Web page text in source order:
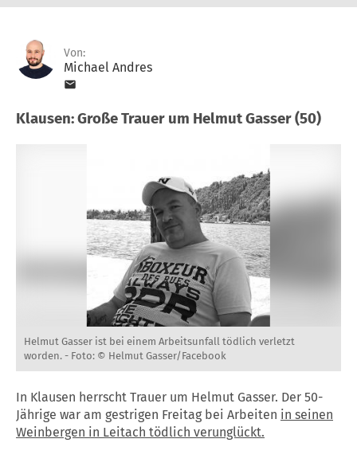
Von:
Michael Andres
Klausen: Große Trauer um Helmut Gasser (50)
Helmut Gasser ist bei einem Arbeitsunfall tödlich verletzt
worden. - Foto: © Helmut Gasser/Facebook
In Klausen herrscht Trauer um Helmut Gasser. Der 50-
Jährige war am gestrigen Freitag bei Arbeiten in seinen
Weinbergen in Leitach tödlich verunglückt.